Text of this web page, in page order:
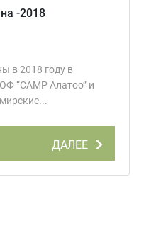
-2018
в 2018 году в
“CAMP Алатоо” и
ДАЛЕЕ